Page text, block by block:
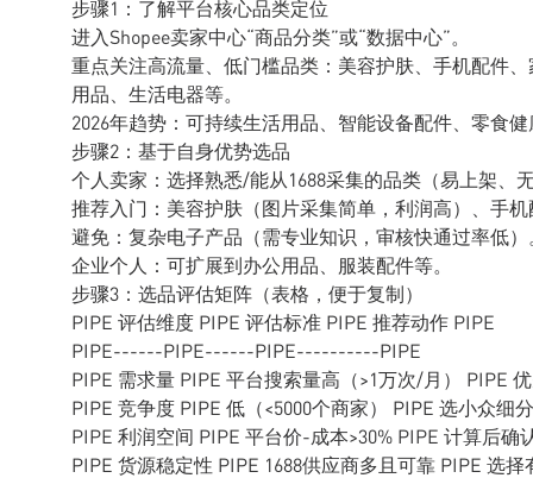
步骤1：了解平台核心品类定位
进入Shopee卖家中心“商品分类”或“数据中心”。
重点关注高流量、低门槛品类：美容护肤、手机配件
用品、生活电器等。
2026年趋势：可持续生活用品、智能设备配件、零食
步骤2：基于自身优势选品
个人卖家：选择熟悉/能从1688采集的品类（易上架、
推荐入门：美容护肤（图片采集简单，利润高）、手
避免：复杂电子产品（需专业知识，审核快通过率低）
企业个人：可扩展到办公用品、服装配件等。
步骤3：选品评估矩阵（表格，便于复制）
PIPE 评估维度 PIPE 评估标准 PIPE 推荐动作 PIPE
PIPE------PIPE------PIPE----------PIPE
PIPE 需求量 PIPE 平台搜索量高（>1万次/月） PIPE
PIPE 竞争度 PIPE 低（<5000个商家） PIPE 选小众细
PIPE 利润空间 PIPE 平台价-成本>30% PIPE 计算后确
PIPE 货源稳定性 PIPE 1688供应商多且可靠 PIPE 选择